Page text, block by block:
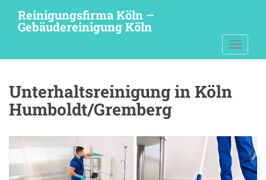
t
Reinigungsfirma Köln –
Gebäudereinigung Köln
Unterhaltsreinigung in Köln
Humboldt/Gremberg